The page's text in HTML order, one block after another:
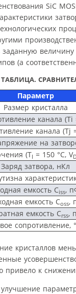
SiC
величину
(а
ТАБЛИЦА.
Параметр
Размер кристалла
канала
канала (Tj
на
(TI = 150 °C, V
Заряд затвора, нКл
емкость Ciss,
емкость Coss,
емкость Crss,
сопротивление,
кристаллов
привело к